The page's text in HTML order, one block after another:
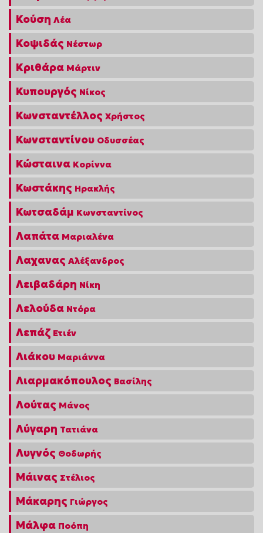
Κούση Λέα
Κοψιδάς Νέστωρ
Κριθάρα Μάρτιν
Κυπουργός Νίκος
Κωνσταντέλλος Χρήστος
Κωνσταντίνου Οδυσσέας
Κώσταινα Κορίννα
Κωστάκης Ηρακλής
Κωτσαδάμ Κωνσταντίνος
Λαπάτα Μαριαλένα
Λαχανας Αλέξανδρος
Λειβαδάρη Νίκη
Λελούδα Ντόρα
Λεπάζ Ετιέν
Λιάκου Μαριάννα
Λιαρμακόπουλος Βασίλης
Λούτας Μάνος
Λύγαρη Τατιάνα
Λυγνός Θοδωρής
Μάινας Στέλιος
Μάκαρης Γιώργος
Μάλφα Ποόπη